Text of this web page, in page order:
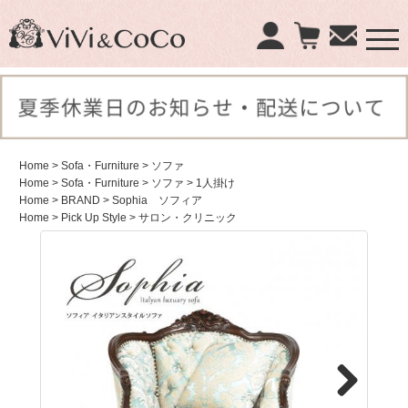
Home > Sofa・Furniture > ソファ
Home > Sofa・Furniture > ソファ > 1人掛け
Home > BRAND > Sophia ソフィア
Home > Pick Up Style > サロン・クリニック
×
商品検索：